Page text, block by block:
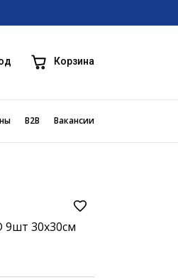
Корзина
B2B Вакансии
9шт 30x30см